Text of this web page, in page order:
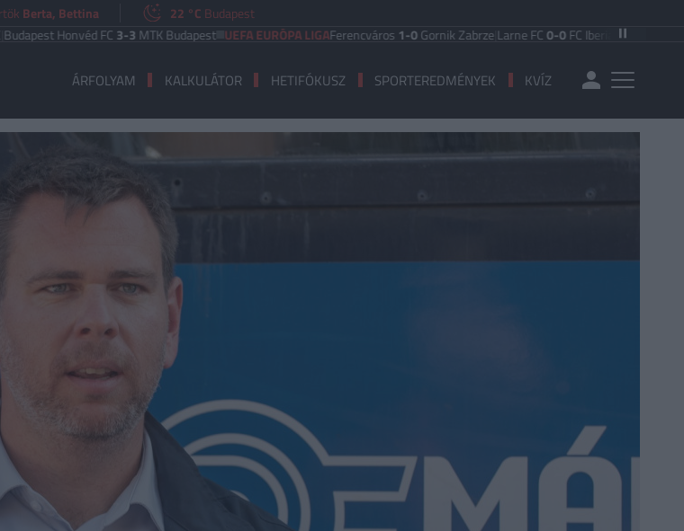
Berta, Bettina 22 °C Budapest
Honvéd FC3-3MTK Budapest UEFA EURÓPA LIGAFerencváros1-0Gornik Zabrze Larne FC0-0FC Iberia 1999 Shamrock
ÁRFOLYAM KALKULÁTOR HETIFÓKUSZ SPORTEREDMÉNYEK KVÍZ